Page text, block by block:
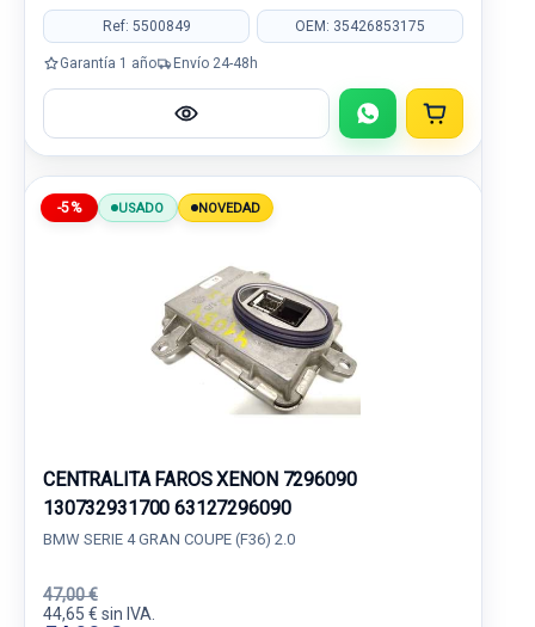
Ref: 5500849 OEM: 35426853175
Garantía 1 año Envío 24-48h
-5% USADO NOVEDAD
CENTRALITA FAROS XENON 7296090
130732931700 63127296090
BMW SERIE 4 GRAN COUPE (F36) 2.0
47,00 €
44,65 € sin IVA.